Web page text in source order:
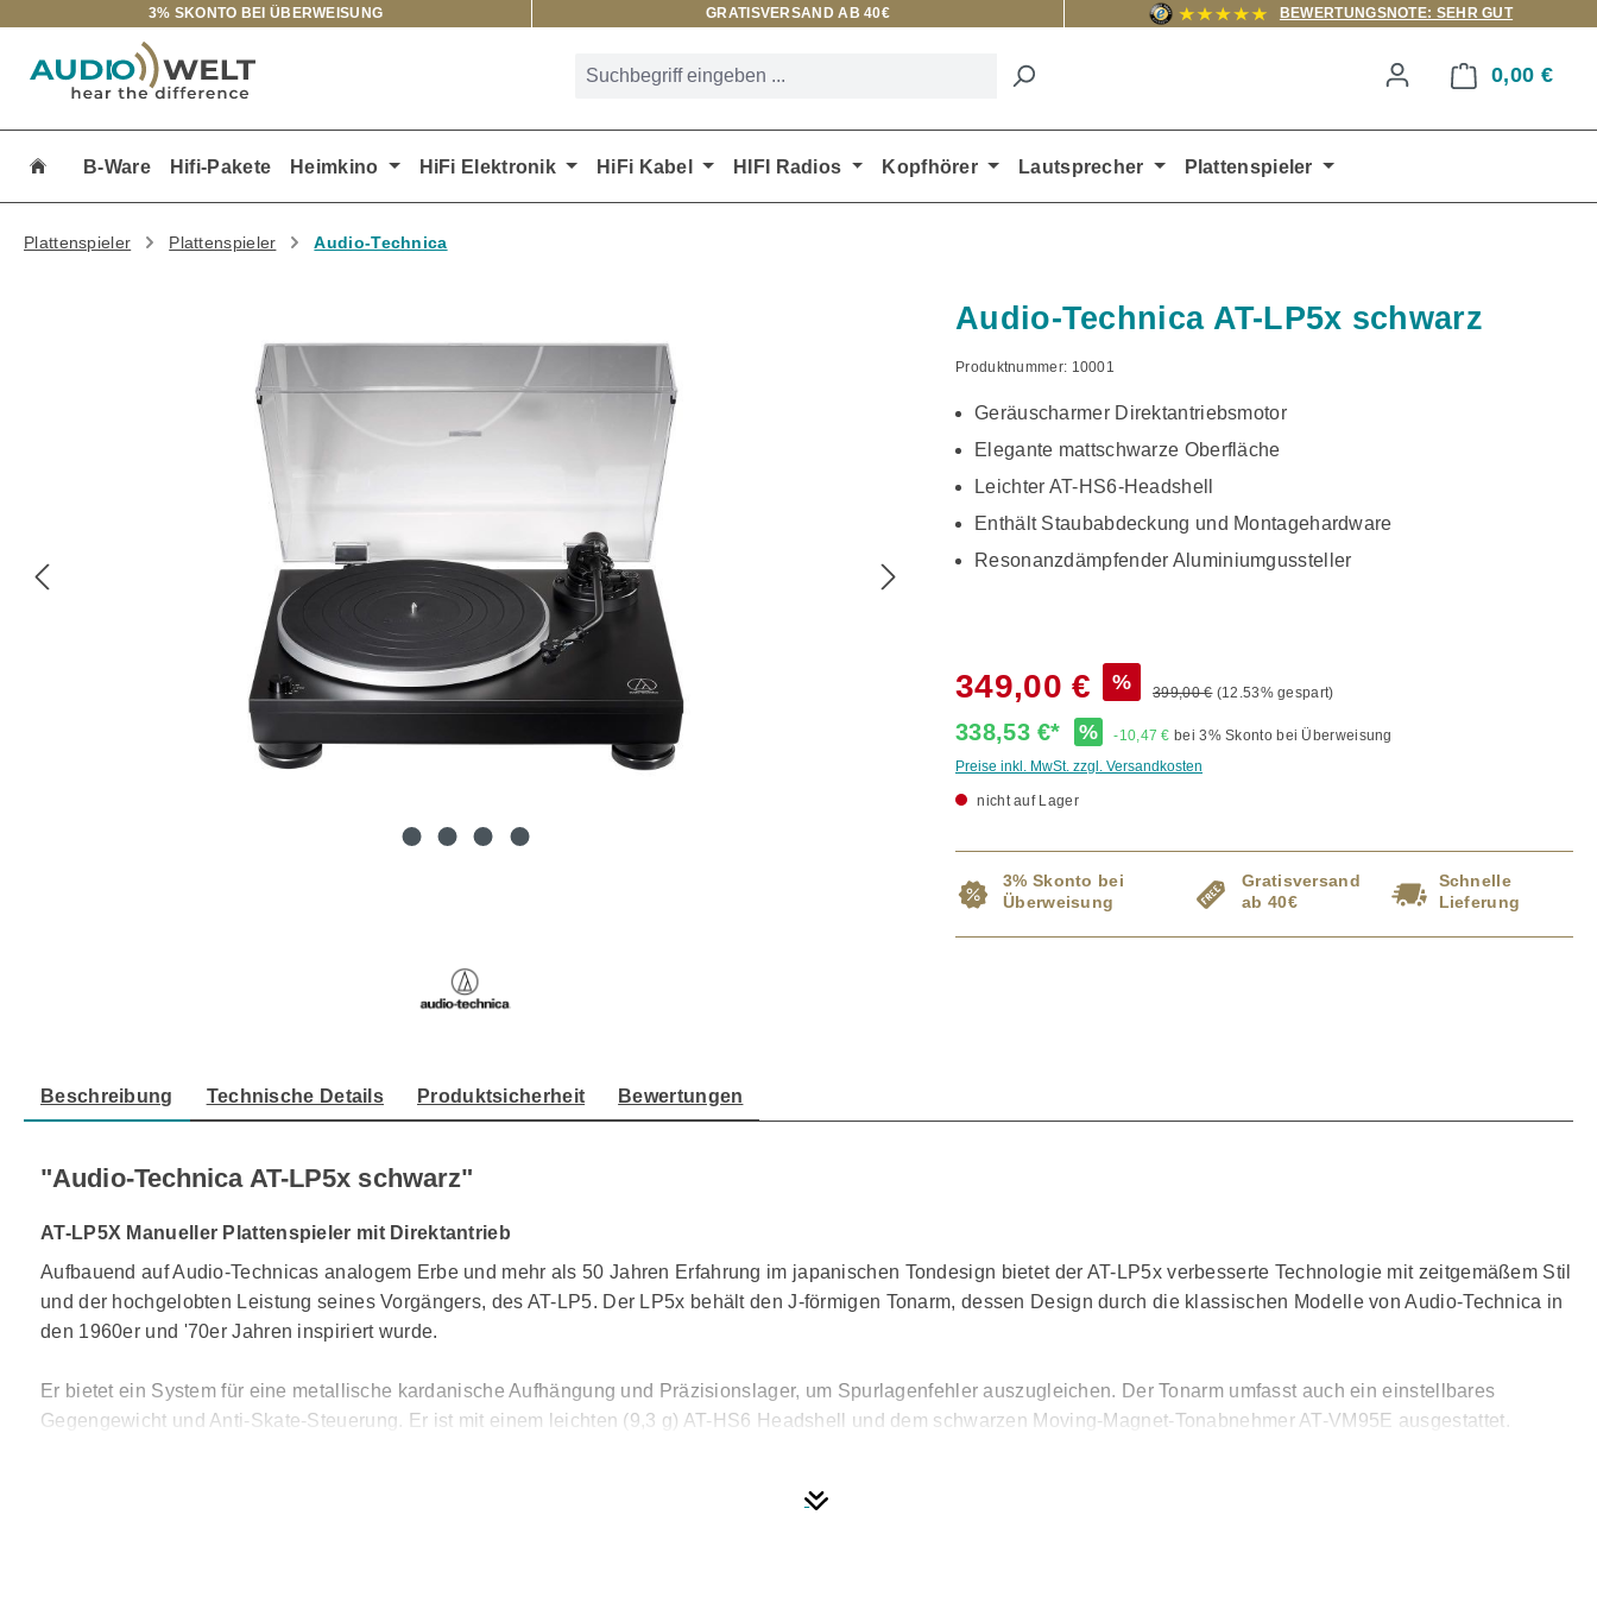
Hauptinhalt springen
Zur Suche springen
Zur Hauptnavigation springen
3% SKONTO BEI ÜBERWEISUNG GRATISVERSAND AB 40€ BEWERTUNGSNOTE: SEHR GUT
0,00 €
B-Ware Hifi-Pakete Heimkino HiFi Elektronik HiFi Kabel HIFI Radios Kopfhörer Lautsprecher Plattenspieler
Plattenspieler Plattenspieler Audio-Technica
Audio-Technica AT-LP5x schwarz
Produktnummer: 10001
Geräuscharmer Direktantriebsmotor
Elegante mattschwarze Oberfläche
Leichter AT-HS6-Headshell
Enthält Staubabdeckung und Montagehardware
Resonanzdämpfender Aluminiumgussteller
349,00 € % 399,00 € (12.53% gespart)
338,53 €* % -10,47 € bei 3% Skonto bei Überweisung
Preise inkl. MwSt. zzgl. Versandkosten
nicht auf Lager
3% Skonto bei
Überweisung
Gratisversand
ab 40€
Schnelle
Lieferung
Beschreibung Technische Details Produktsicherheit Bewertungen
"Audio-Technica AT-LP5x schwarz"
AT-LP5X Manueller Plattenspieler mit Direktantrieb
Aufbauend auf Audio-Technicas analogem Erbe und mehr als 50 Jahren Erfahrung im japanischen Tondesign bietet der AT-LP5x verbesserte Technologie mit zeitgemäßem Stil
und der hochgelobten Leistung seines Vorgängers, des AT-LP5. Der LP5x behält den J-förmigen Tonarm, dessen Design durch die klassischen Modelle von Audio-Technica in
den 1960er und '70er Jahren inspiriert wurde.
Er bietet ein System für eine metallische kardanische Aufhängung und Präzisionslager, um Spurlagenfehler auszugleichen. Der Tonarm umfasst auch ein einstellbares
Gegengewicht und Anti-Skate-Steuerung. Er ist mit einem leichten (9,3 g) AT-HS6 Headshell und dem schwarzen Moving-Magnet-Tonabnehmer AT-VM95E ausgestattet.
Niederfrequenzakustikrückkopplungen einschränkt. Sein präzisionsbearbeiteter, druckgegossener Aluminiumteller wird mit einem geräuscharmen Direktantriebsmotor